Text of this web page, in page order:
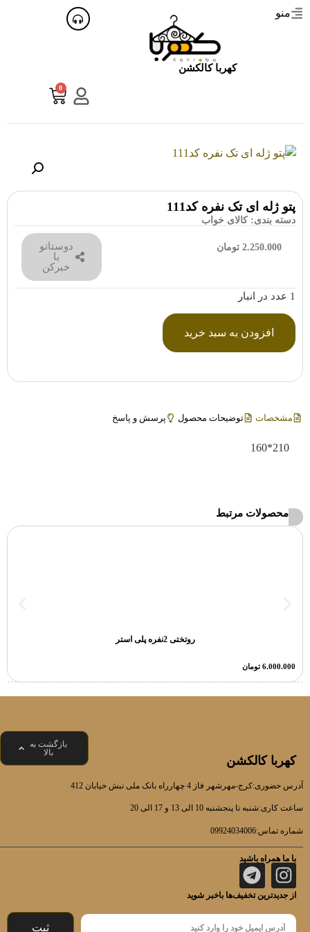
منو
کهربا کالکشن
0
پتو ژله ای تک نفره کد111
دسته بندی: کالای خواب
2.250.000 تومان
دوستاتو
با
خبرکن
1 عدد در انبار
افزودن به سبد خرید
مشخصات توضیحات محصول پرسش و پاسخ
210*160
محصولات مرتبط
روتختی 2نفره پلی استر
6.000.000 تومان
بازگشت به
بالا
کهربا کالکشن
آدرس حضوری:کرج-مهرشهر فاز 4 چهارراه بانک ملی نبش خیابان 412
ساعت کاری:شنبه تا پنجشنبه 10 الی 13 و 17 الی 20
شماره تماس:09924034006
با ما همراه باشید
از جدیدترین تخفیف‌ها باخبر شوید
ثبت